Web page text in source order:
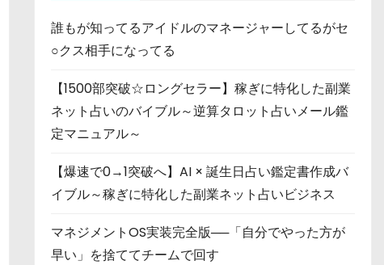
誰もが知ってるアイドルのマネージャーしてるがセ
○クス相手になってる
【1500部突破☆ロングセラー】稼ぎに特化した副業
ネット占いのバイブル～逆算タロット占いメール鑑
定マニュアル～
【爆速で0→1突破へ】AI × 誕生日占い鑑定書作成バ
イブル～稼ぎに特化した副業ネット占いビジネス
マネジメントOS実装完全版──「自分でやった方が
早い」を捨ててチームで回す